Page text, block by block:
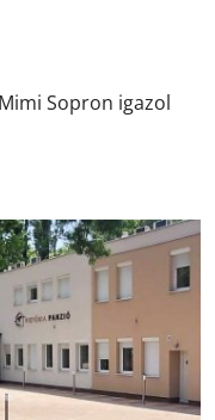
Sopron igazol